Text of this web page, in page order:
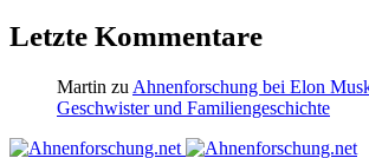
Letzte Kommentare
Martin zu Ahnenforschung bei Elon
Geschwister und Familiengeschichte